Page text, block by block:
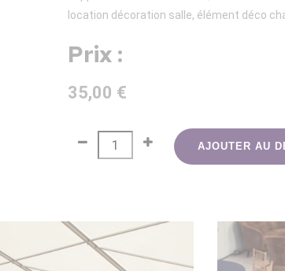
location décoration salle, élément déco
Prix :
35,00 €
AJOUTER AU